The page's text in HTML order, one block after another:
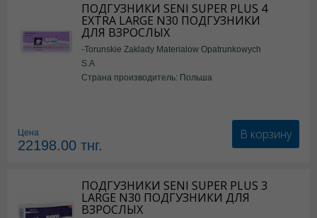
ПОДГУЗНИКИ SENI SUPER PLUS 4
EXTRA LARGE N30 ПОДГУЗНИКИ
ДЛЯ ВЗРОСЛЫХ
-Torunskie Zaklady Materialow Opatrunkowych
S.A
Страна производитель: Польша
Цена
22198.00 тнг.
В корзину
ПОДГУЗНИКИ SENI SUPER PLUS 3
LARGE N30 ПОДГУЗНИКИ ДЛЯ
ВЗРОСЛЫХ